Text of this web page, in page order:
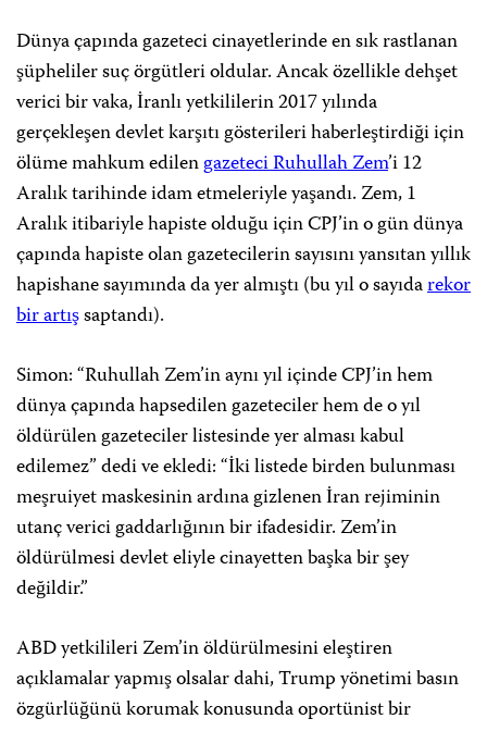
Dünya çapında gazeteci cinayetlerinde en sık rastlanan
şüpheliler suç örgütleri oldular. Ancak özellikle dehşet
verici bir vaka, İranlı yetkililerin 2017 yılında
gerçekleşen devlet karşıtı gösterileri haberleştirdiği için
ölüme mahkum edilengazeteci Ruhullah Zem’i 12
Aralık tarihinde idam etmeleriyle yaşandı. Zem, 1
Aralık itibariyle hapiste olduğu için CPJ’in o gün dünya
çapında hapiste olan gazetecilerin sayısını yansıtan yıllık
hapishane sayımında da yer almıştı (bu yıl o sayıdarekor
bir artışsaptandı).
Simon: “Ruhullah Zem’in aynı yıl içinde CPJ’in hem
dünya çapında hapsedilen gazeteciler hem de o yıl
öldürülen gazeteciler listesinde yer alması kabul
edilemez” dedi ve ekledi: “İki listede birden bulunması
meşruiyet maskesinin ardına gizlenen İran rejiminin
utanç verici gaddarlığının bir ifadesidir. Zem’in
öldürülmesi devlet eliyle cinayetten başka bir şey
değildir.”
ABD yetkilileri Zem’in öldürülmesini eleştiren
açıklamalar yapmış olsalar dahi, Trump yönetimi basın
özgürlüğünü korumak konusunda oportünist bir